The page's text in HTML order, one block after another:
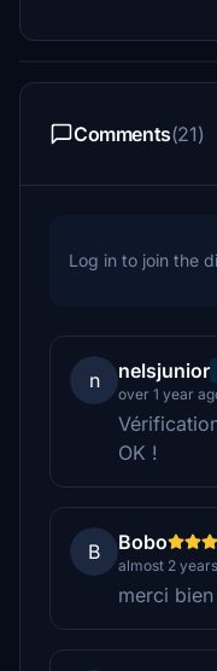
Comments(21)
Log in to join the
n nelsjunior
over 1 year
OK !
B Bobo
almost 2
merci